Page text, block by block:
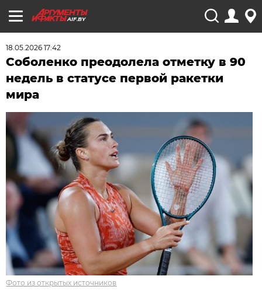
AIF.BY
18.05.2026 17:42
Соболенко преодолела отметку в 90
недель в статусе первой ракетки
мира
Фото из открытых источников